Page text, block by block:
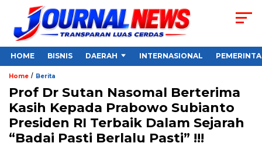
HOME BISNIS DAERAH INTERNASIONAL
Home / Berita
Prof Dr Sutan Nasomal Berterima
Kasih Kepada Prabowo Subianto
Presiden RI Terbaik Dalam Sejarah
“Badai Pasti Berlalu Pasti” !!!